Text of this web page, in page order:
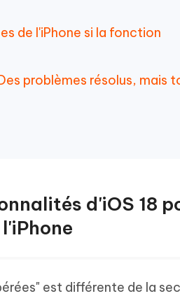
de l'iPhone si la fonction
problèmes résolus, mais
d'iOS 18
est différente de la